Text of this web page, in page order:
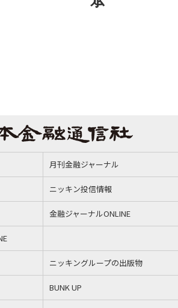
月刊金融ジャーナル
ニッキン投信情報
金融ジャーナルONLINE
ニッキングループの出版物
BUNK UP